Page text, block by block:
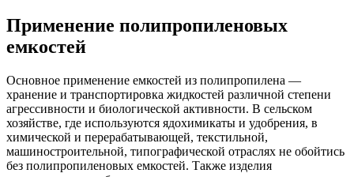
Применение полипропиленовых
емкостей
Основное применение емкостей из полипропилена —
хранение и транспортировка жидкостей различной степени
агрессивности и биологической активности. В сельском
хозяйстве, где используются ядохимикаты и удобрения, в
химической и перерабатывающей, текстильной,
машиностроительной, типографической отраслях не обойтись
без полипропиленовых емкостей. Также изделия